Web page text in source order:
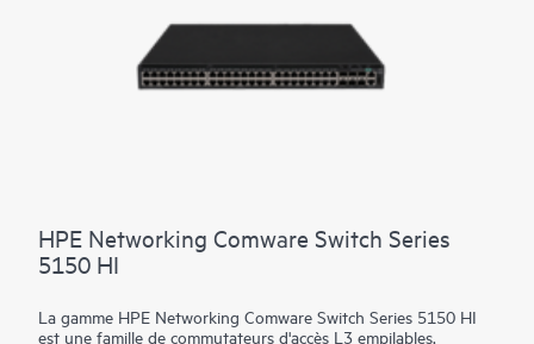
problèmes futurs liés à l'échelle, à la sécurité et aux goulots
d'étranglement en matière de performance.
HPE Networking Comware Switch Series
5150 HI
La gamme HPE Networking Comware Switch Series 5150 HI
est une famille de commutateurs d'accès L3 empilables,